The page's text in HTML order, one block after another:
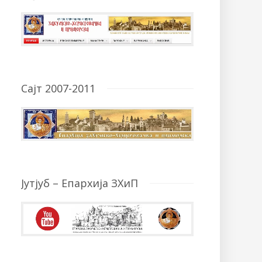
Сајт 2007-2011
Јутјуб – Епархија ЗХиП